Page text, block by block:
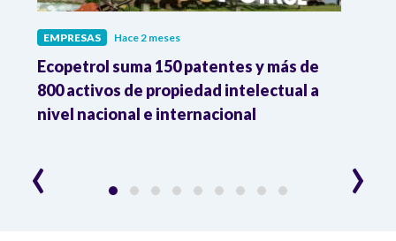
EMPRESAS Hace 2 meses
Ecopetrol suma 150 patentes y más de
800 activos de propiedad intelectual a
nivel nacional e internacional
‹ ›